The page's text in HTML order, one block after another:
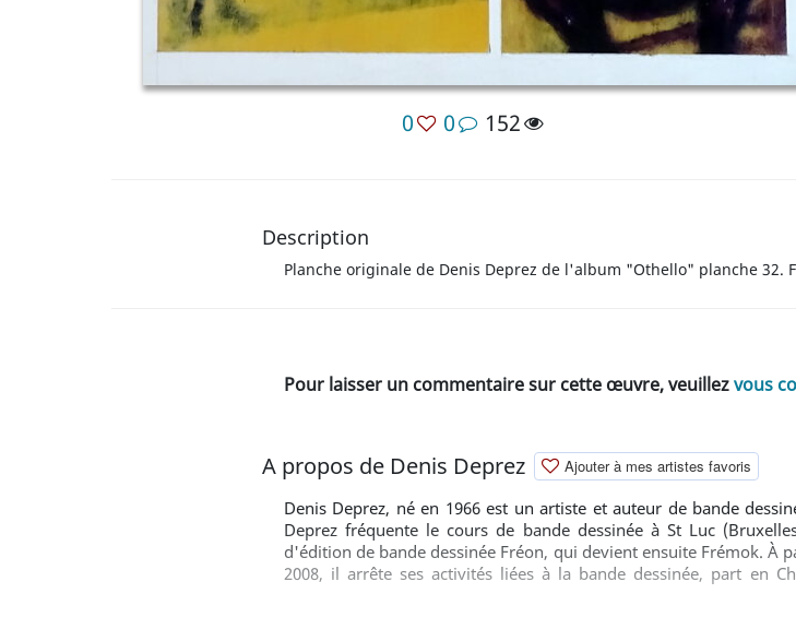
0 0 152
Description
Planche originale de Denis Deprez de l'album "Othello" planche 32.
Pour laisser un commentaire sur cette œuvre, veuillezvous
A propos de Denis Deprez Ajouter à mes artistes favoris
Denis Deprez, né en 1966 est un artiste et auteur de bande
Deprez fréquente le cours de bande dessinée à St Luc
d'édition de bande dessinée Fréon, qui devient ensuite Frémok. À
2008, il arrête ses activités liées à la bande dessinée, part en
composé de peintures, de suites photographiques et de
d'images qui sont autant de fragments d'un même récit,